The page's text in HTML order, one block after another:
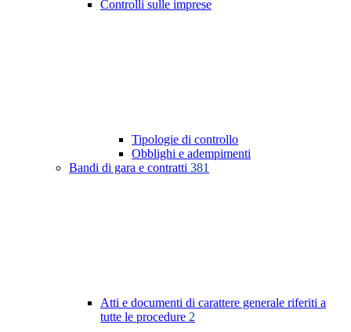
Controlli sulle imprese
Tipologie di controllo
Obblighi e adempimenti
Bandi di gara e contratti 381
Atti e documenti di carattere generale riferiti a
tutte le procedure 2